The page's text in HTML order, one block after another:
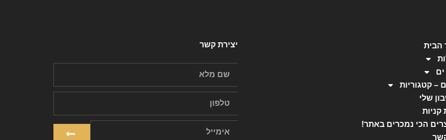
הבית
ים
– קטגוריות
שלי
קניות
הכי נמכרים באתר!
יצירת קשר